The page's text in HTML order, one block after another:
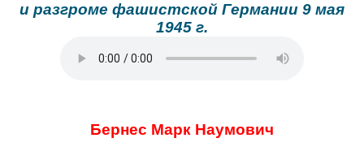
и разгроме фашистской Германии 9 мая
1945 г.
Бернес Марк Наумович